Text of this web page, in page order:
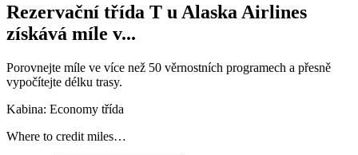
Rezervační třída T u Alaska Airlines
získává míle v...
Porovnejte míle ve více než 50 věrnostních programech a přesně
vypočítejte délku trasy.
Kabina: Economy třída
Where to credit miles…